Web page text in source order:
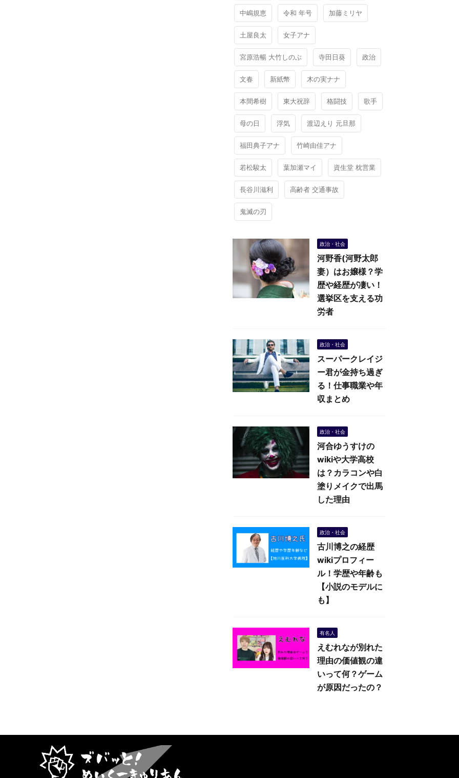
中嶋規恵 令和 年号 加藤ミリヤ
土屋良太 女子アナ
宮原浩暢 大竹しのぶ 寺田日葵 政治
文春 新紙幣 木の実ナナ
本間希樹 東大祝辞 格闘技 歌手
母の日 浮気 渡辺えり 元旦那
福田典子アナ 竹崎由佳アナ
若松駿太 葉加瀬マイ 資生堂 枕営業
長谷川滋利 高齢者 交通事故
鬼滅の刃
政治・社会
河野香(河野太郎
妻）はお嬢様？学
歴や経歴が凄い！
選挙区を支える功
労者
政治・社会
スーパークレイジ
ー君が金持ち過ぎ
る！仕事職業や年
収まとめ
政治・社会
河合ゆうすけの
wikiや大学高校
は？カラコンや白
塗りメイクで出馬
した理由
政治・社会
古川博之の経歴
wikiプロフィー
ル！学歴や年齢も
【小説のモデルに
も】
有名人
えむれなが別れた
理由の価値観の違
いって何？ゲーム
が原因だったの？